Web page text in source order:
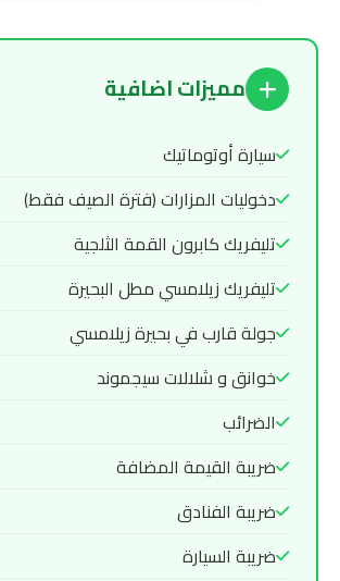
مميزات اضافية
سيارة أوتوماتيك
دخوليات المزارات (فترة الصيف فقط)
تليفريك كابرون القمة الثلجية
تليفريك زيلامسي مطل البحيرة
جولة قارب في بحيرة زيلامسي
خوانق و شلالات سيجموند
الضرائب
ضريبة القيمة المضافة
ضريبة الفنادق
ضريبة السيارة